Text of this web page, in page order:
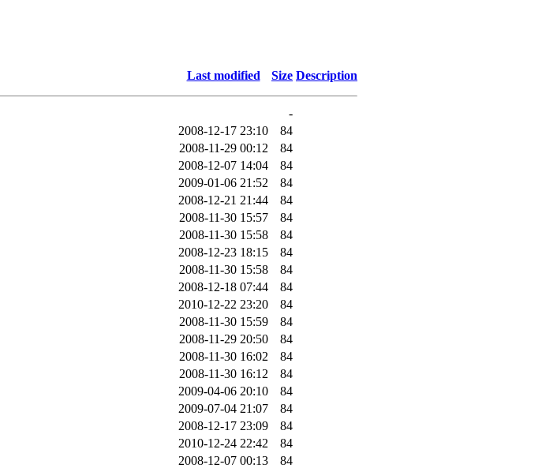
Last modified Size Description
-
2008-12-17 23:10
84
2008-11-29 00:12
84
2008-12-07 14:04
84
2009-01-06 21:52
84
2008-12-21 21:44
84
2008-11-30 15:57
84
2008-11-30 15:58
84
2008-12-23 18:15
84
2008-11-30 15:58
84
2008-12-18 07:44
84
2010-12-22 23:20
84
2008-11-30 15:59
84
2008-11-29 20:50
84
2008-11-30 16:02
84
2008-11-30 16:12
84
2009-04-06 20:10
84
2009-07-04 21:07
84
2008-12-17 23:09
84
2010-12-24 22:42
84
2008-12-07 00:13
84